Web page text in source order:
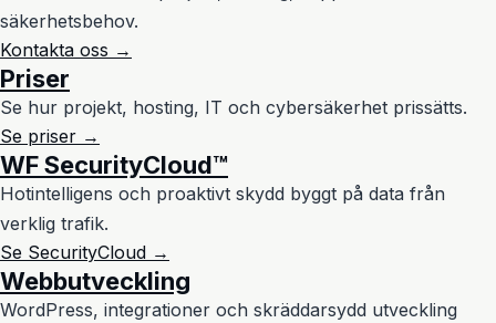
säkerhetsbehov.
Kontakta oss →
Priser
Se hur projekt, hosting, IT och cybersäkerhet prissätts.
Se priser →
WF SecurityCloud™
Hotintelligens och proaktivt skydd byggt på data från
verklig trafik.
Se SecurityCloud →
Webbutveckling
WordPress, integrationer och skräddarsydd utveckling